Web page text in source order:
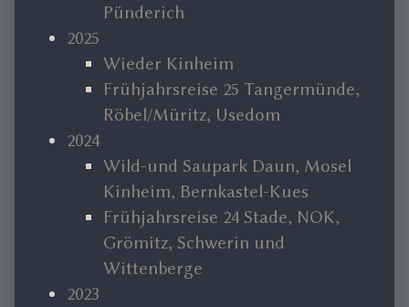
Pünderich
2025
Wieder Kinheim
Frühjahrsreise 25 Tangermünde,
Röbel/Müritz, Usedom
2024
Wild-und Saupark Daun, Mosel
Kinheim, Bernkastel-Kues
Frühjahrsreise 24 Stade, NOK,
Grömitz, Schwerin und
Wittenberge
2023